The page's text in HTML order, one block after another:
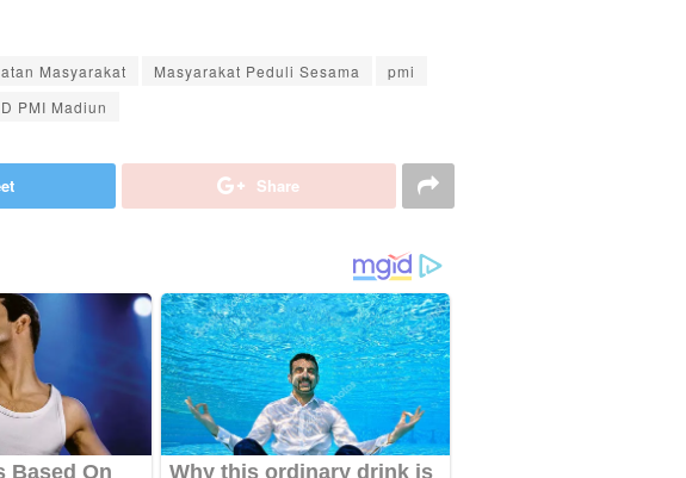
Masyarakat Masyarakat Peduli Sesama
pmi
PMI Madiun
Share